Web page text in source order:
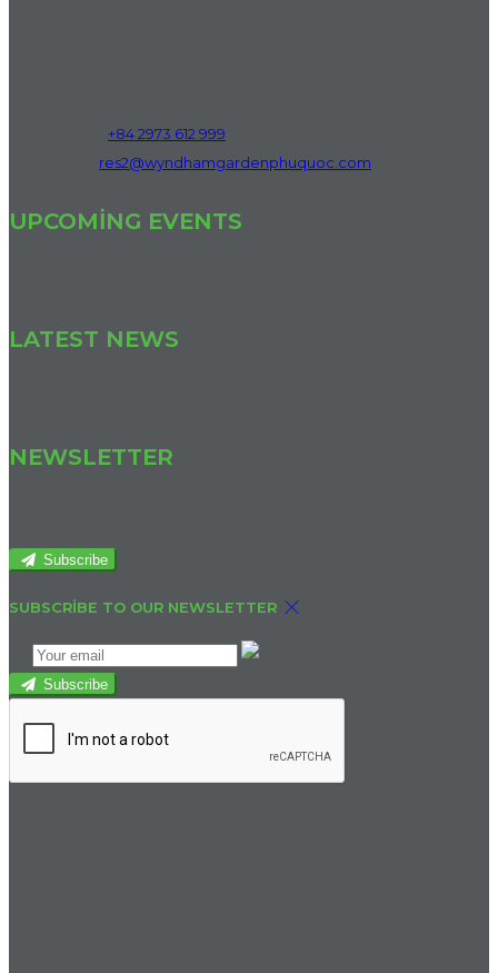
+84 2973 612 999
res2@wyndhamgardenphuquoc.com
UPCOMING EVENTS
LATEST NEWS
NEWSLETTER
Subscribe
SUBSCRIBE TO OUR NEWSLETTER
Subscribe